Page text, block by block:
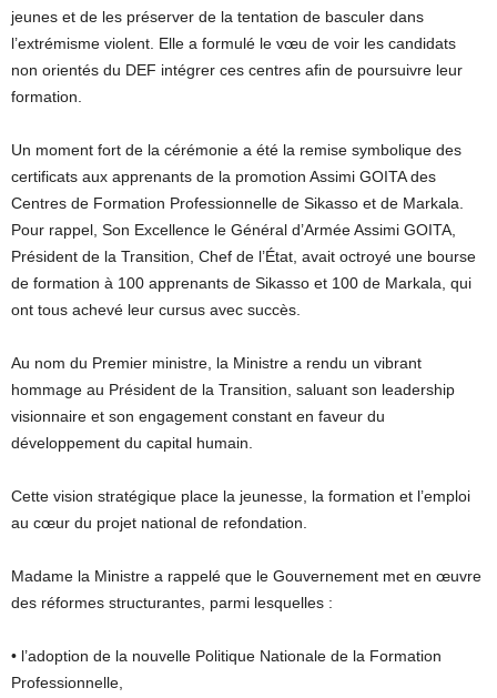
jeunes et de les préserver de la tentation de basculer dans
l’extrémisme violent. Elle a formulé le vœu de voir les candidats
non orientés du DEF intégrer ces centres afin de poursuivre leur
formation.
Un moment fort de la cérémonie a été la remise symbolique des
certificats aux apprenants de la promotion Assimi GOITA des
Centres de Formation Professionnelle de Sikasso et de Markala.
Pour rappel, Son Excellence le Général d’Armée Assimi GOITA,
Président de la Transition, Chef de l’État, avait octroyé une bourse
de formation à 100 apprenants de Sikasso et 100 de Markala, qui
ont tous achevé leur cursus avec succès.
Au nom du Premier ministre, la Ministre a rendu un vibrant
hommage au Président de la Transition, saluant son leadership
visionnaire et son engagement constant en faveur du
développement du capital humain.
Cette vision stratégique place la jeunesse, la formation et l’emploi
au cœur du projet national de refondation.
Madame la Ministre a rappelé que le Gouvernement met en œuvre
des réformes structurantes, parmi lesquelles :
• l’adoption de la nouvelle Politique Nationale de la Formation
Professionnelle,